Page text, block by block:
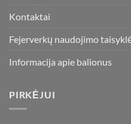
Kontaktai
Fejerverkų naudojimo
Informacija apie balionus
PIRKĖJUI